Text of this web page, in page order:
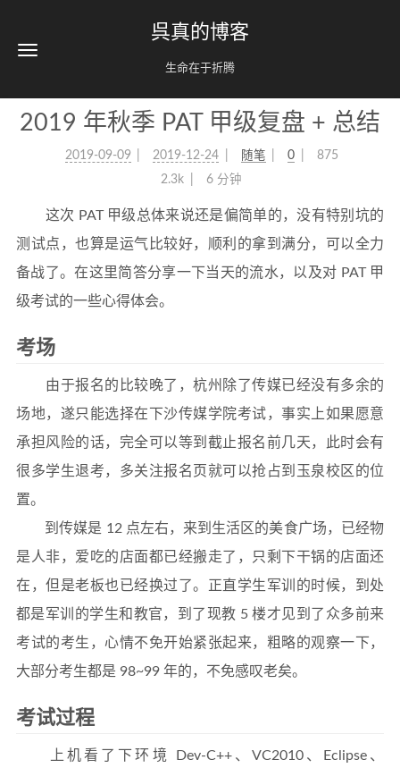
呉真的博客
生命在于折腾
2019 年秋季 PAT 甲级复盘 + 总结
2019-09-09 2019-12-24 随笔 0
875
2.3k
6 分钟
这次 PAT 甲级总体来说还是偏简单的，没有特别坑的
测试点，也算是运气比较好，顺利的拿到满分，可以全力
备战了。在这里简答分享一下当天的流水，以及对 PAT 甲
级考试的一些心得体会。
考场
由于报名的比较晚了，杭州除了传媒已经没有多余的
场地，遂只能选择在下沙传媒学院考试，事实上如果愿意
承担风险的话，完全可以等到截止报名前几天，此时会有
很多学生退考，多关注报名页就可以抢占到玉泉校区的位
置。
到传媒是 12 点左右，来到生活区的美食广场，已经物
是人非，爱吃的店面都已经搬走了，只剩下干锅的店面还
在，但是老板也已经换过了。正直学生军训的时候，到处
都是军训的学生和教官，到了现教 5 楼才见到了众多前来
考试的考生，心情不免开始紧张起来，粗略的观察一下，
大部分考生都是 98~99 年的，不免感叹老矣。
考试过程
上机看了下环境 Dev-C++、VC2010、Eclipse、